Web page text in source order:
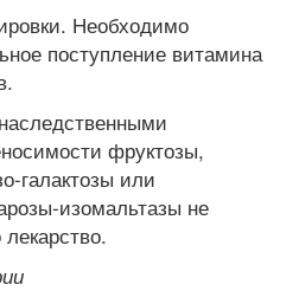
Необходимо
поступление витамина
фруктозы,
галактозы или
изомальтазы не